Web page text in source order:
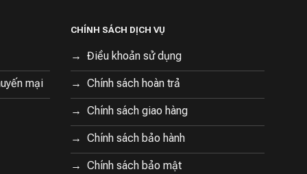
mại
CHÍNH SÁCH DỊCH VỤ
Điều khoản sử dụng
Chính sách hoàn trả
Chính sách giao hàng
Chính sách bảo hành
Chính sách bảo mật